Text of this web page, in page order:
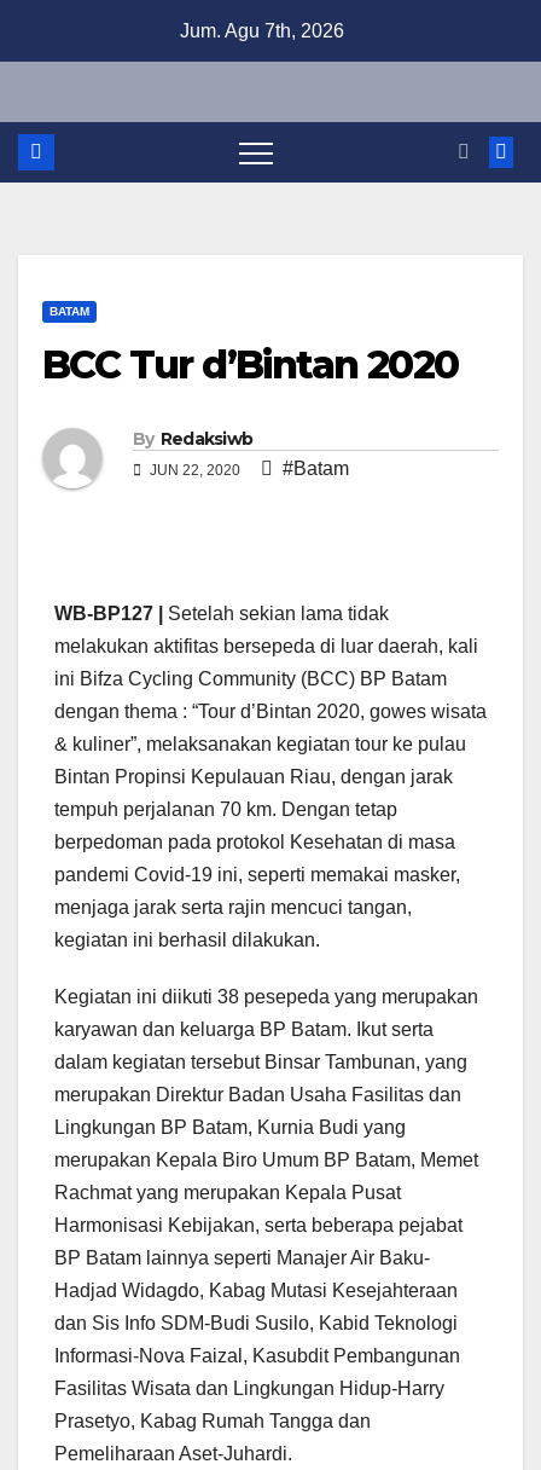
Jum. Agu 7th, 2026
BATAM
BCC Tur d’Bintan 2020
By Redaksiwb
JUN 22, 2020 #Batam
WB-BP127 | Setelah sekian lama tidak
melakukan aktifitas bersepeda di luar daerah, kali
ini Bifza Cycling Community (BCC) BP Batam
dengan thema : “Tour d’Bintan 2020, gowes wisata
& kuliner”, melaksanakan kegiatan tour ke pulau
Bintan Propinsi Kepulauan Riau, dengan jarak
tempuh perjalanan 70 km. Dengan tetap
berpedoman pada protokol Kesehatan di masa
pandemi Covid-19 ini, seperti memakai masker,
menjaga jarak serta rajin mencuci tangan,
kegiatan ini berhasil dilakukan.
Kegiatan ini diikuti 38 pesepeda yang merupakan
karyawan dan keluarga BP Batam. Ikut serta
dalam kegiatan tersebut Binsar Tambunan, yang
merupakan Direktur Badan Usaha Fasilitas dan
Lingkungan BP Batam, Kurnia Budi yang
merupakan Kepala Biro Umum BP Batam, Memet
Rachmat yang merupakan Kepala Pusat
Harmonisasi Kebijakan, serta beberapa pejabat
BP Batam lainnya seperti Manajer Air Baku-
Hadjad Widagdo, Kabag Mutasi Kesejahteraan
dan Sis Info SDM-Budi Susilo, Kabid Teknologi
Informasi-Nova Faizal, Kasubdit Pembangunan
Fasilitas Wisata dan Lingkungan Hidup-Harry
Prasetyo, Kabag Rumah Tangga dan
Pemeliharaan Aset-Juhardi.